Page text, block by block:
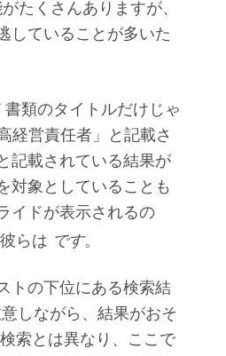
たくさんありますが、
していることが多いた
書類のタイトルだけじゃ
経営責任者」と記載さ
記載されている結果が
対象としていることも
イドが表示されるの
らは です。
トの下位にある検索結
しながら、結果がおそ
索とは異なり、ここで